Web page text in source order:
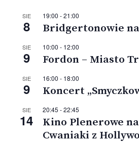
SIE
8
19:00 -21:00
Bridgertonowie
SIE
9
10:00 - 12:00
Fordon – Miasto
SIE
9
16:00 - 18:00
Koncert
SIE
14
20:45 -22:45
Kino Plenerowe
Cwaniaki z